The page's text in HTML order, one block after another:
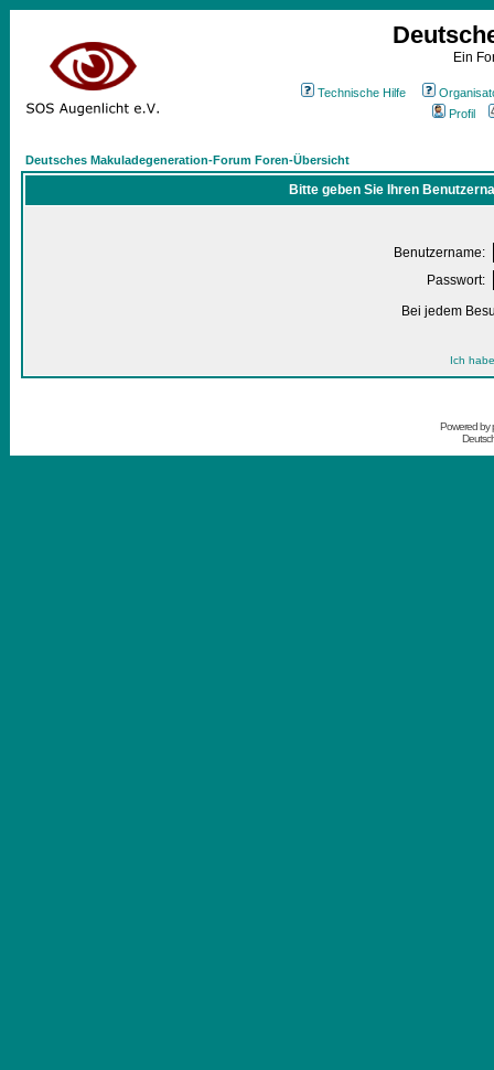
Ein
Technische Hilfe
Profil
Deutsches Makuladegeneration-Forum Foren-Übersicht
Bitte geben Sie Ihren
Benutzername:
Passwort:
Bei jedem
Ich
Powered by